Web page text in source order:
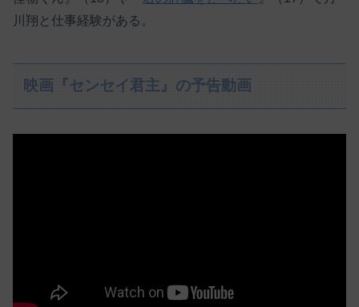
川翔と仕事経験がある。
映画『センセイ君主』の予告動画